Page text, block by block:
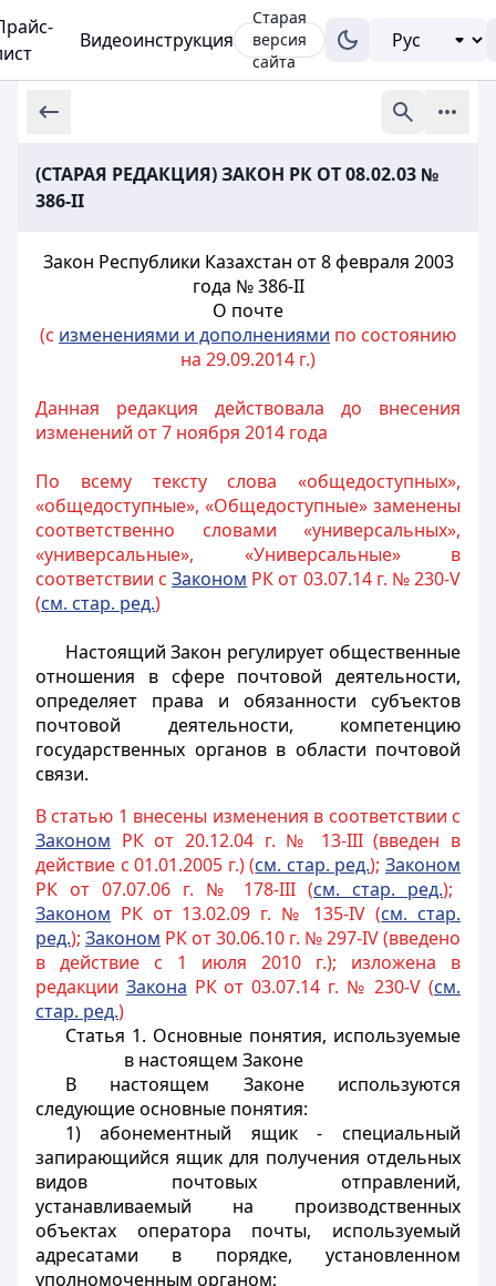
Видеоинструкция
Старая
версия
сайта
(СТАРАЯ РЕДАКЦИЯ) ЗАКОН РК ОТ 08.02.03 №
386-II
Закон Республики Казахстан от 8 февраля 2003
года № 386-II
О почте
(с изменениями и дополнениями по состоянию
на 29.09.2014 г.)
Данная редакция действовала до внесения
изменений от 7 ноября 2014 года
По всему тексту слова «общедоступных»,
«общедоступные», «Общедоступные» заменены
соответственно словами «универсальных»,
«универсальные», «Универсальные» в
соответствии сЗаконом РК от 03.07.14 г. № 230-V
(см. стар. ред.)
Настоящий Закон регулирует общественные
отношения в сфере почтовой деятельности,
определяет права и обязанности субъектов
почтовой деятельности, компетенцию
государственных органов в области почтовой
связи.
В статью 1 внесены изменения в соответствии с
Законом РК от 20.12.04 г. № 13-III (введен в
действие с 01.01.2005 г.) (см. стар. ред.);Законом
РК от 07.07.06 г. № 178-III (см. стар. ред.);
Законом РК от 13.02.09 г. № 135-IV (см. стар.
ред.); Законом РК от 30.06.10 г. № 297-IV (введено
в действие с 1 июля 2010 г.); изложена в
редакции Закона РК от 03.07.14 г. № 230-V (см.
стар. ред.)
Статья 1. Основные понятия, используемые
в настоящем Законе
В настоящем Законе используются
следующие основные понятия:
1) абонементный ящик - специальный
запирающийся ящик для получения отдельных
видов почтовых отправлений,
устанавливаемый на производственных
объектах оператора почты, используемый
адресатами в порядке, установленном
уполномоченным органом;